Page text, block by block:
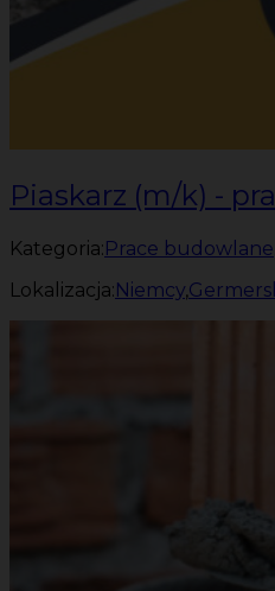
Piaskarz (m/k) -
Kategoria: Prace budowlane
Lokalizacja: Niemcy,